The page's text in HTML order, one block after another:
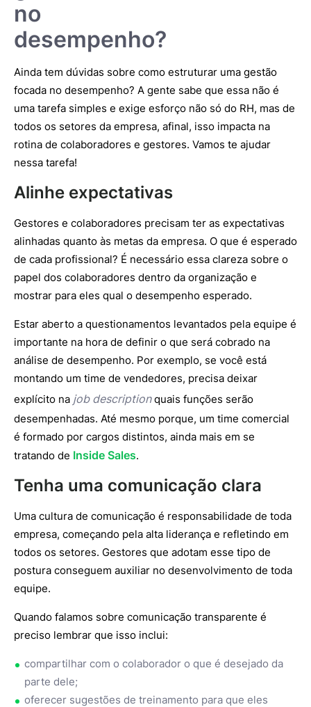
no
desempenho?
Ainda tem dúvidas sobre como estruturar uma gestão
focada no desempenho? A gente sabe que essa não é
uma tarefa simples e exige esforço não só do RH, mas de
todos os setores da empresa, afinal, isso impacta na
rotina de colaboradores e gestores. Vamos te ajudar
nessa tarefa!
Alinhe expectativas
Gestores e colaboradores precisam ter as expectativas
alinhadas quanto às metas da empresa. O que é esperado
de cada profissional? É necessário essa clareza sobre o
papel dos colaboradores dentro da organização e
mostrar para eles qual o desempenho esperado.
Estar aberto a questionamentos levantados pela equipe é
importante na hora de definir o que será cobrado na
análise de desempenho. Por exemplo, se você está
montando um time de vendedores, precisa deixar
explícito na job descriptionquais funções serão
desempenhadas. Até mesmo porque, um time comercial
é formado por cargos distintos, ainda mais em se
tratando de Inside Sales.
Tenha uma comunicação clara
Uma cultura de comunicação é responsabilidade de toda
empresa, começando pela alta liderança e refletindo em
todos os setores. Gestores que adotam esse tipo de
postura conseguem auxiliar no desenvolvimento de toda
equipe.
Quando falamos sobre comunicação transparente é
preciso lembrar que isso inclui:
compartilhar com o colaborador o que é desejado da
parte dele;
oferecer sugestões de treinamento para que eles